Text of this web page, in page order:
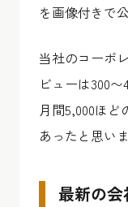
を画像付きで
当社のコーポ
ビューは300
月間5,000ほ
あったと思いま
最新の